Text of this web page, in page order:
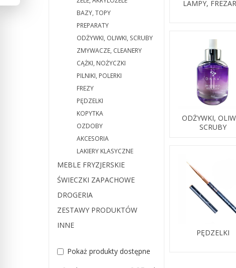
LAMPY,
ODŻYWKI,
SCRUBY
PĘDZELKI
BAZY, TOPY
PREPARATY
ODŻYWKI, OLIWKI, SCRUBY
ZMYWACZE, CLEANERY
CĄŻKI, NOŻYCZKI
PILNIKI, POLERKI
FREZY
PĘDZELKI
KOPYTKA
OZDOBY
AKCESORIA
LAKIERY KLASYCZNE
MEBLE FRYZJERSKIE
ŚWIECZKI ZAPACHOWE
DROGERIA
ZESTAWY PRODUKTÓW
INNE
Pokaż produkty dostępne